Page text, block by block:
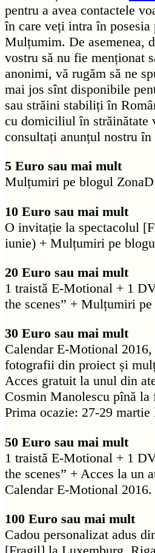
pentru a avea contactele
în care veți intra în
Mulțumim. De asemenea,
vostru să nu fie menționat
anonimi, vă rugăm să ne
mai jos sînt disponibile
sau străini stabiliți în
cu domiciliul în străinătate
consultați anunțul nostru în
5 Euro sau mai mult
Mulțumiri pe blogul
10 Euro sau mai mult
O invitație la spectacolul
iunie) + Mulțumiri pe
20 Euro sau mai mult
1 traistă E-Motional + 1
the scenes” + Mulțumiri
30 Euro sau mai mult
Calendar E-Motional
fotografii din proiect și
Acces gratuit la unul din
Cosmin Manolescu pînă
Prima ocazie: 27-29
50 Euro sau mai mult
1 traistă E-Motional + 1
the scenes” + Acces la un
Calendar E-Motional 2016.
100 Euro sau mai mult
Cadou personalizat adus